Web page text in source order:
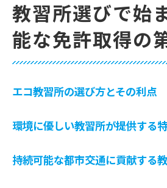
教習所選びで始
能な免許取得の
エコ教習所の選び方とその利点
環境に優しい教習所が提供する
持続可能な都市交通に貢献する